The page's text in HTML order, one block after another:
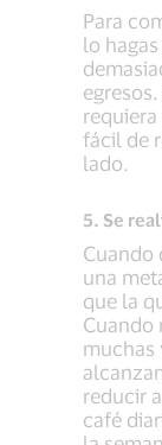
Para
lo
fácil de
lado.
5. Se
Cuando
una
que la
Cuando
muchas
reducir
café